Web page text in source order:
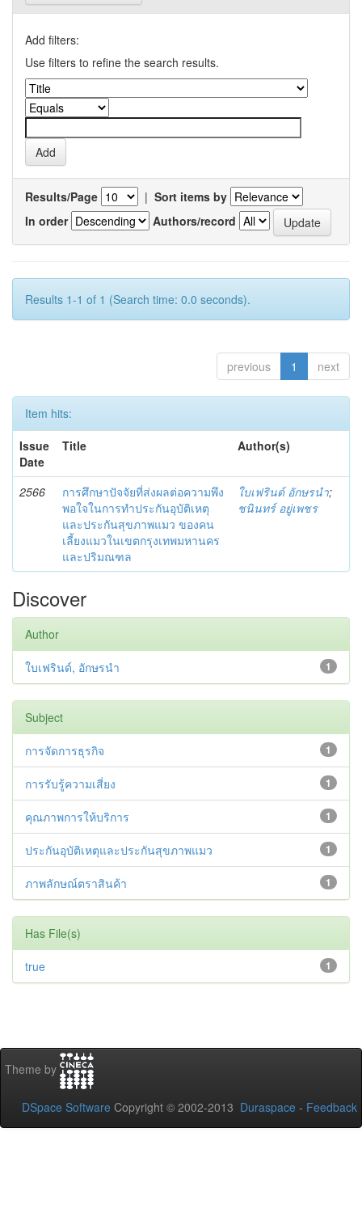
Add filters:
Use filters to refine the search results.
Results/Page | Sort items by
In order
Authors/record
Results 1-1 of 1 (Search time: 0.0 seconds).
previous 1 next
Item hits:
Issue
Date
Title Author(s)
2566
การศึกษาปัจจัยที่ส่งผลต่อความพึง
พอใจในการทำประกันอุบัติเหตุ
และประกันสุขภาพแมว ของคน
เลี้ยงแมวในเขตกรุงเทพมหานคร
และปริมณฑล
ใบเฟรินด์ อักษรนำ;
ชนินทร์ อยู่เพชร
Discover
Author
1
ใบเฟรินด์, อักษรนำ
Subject
1
การจัดการธุรกิจ
1
การรับรู้ความเสี่ยง
1
คุณภาพการให้บริการ
1
ประกันอุบัติเหตุและประกันสุขภาพแมว
1
ภาพลักษณ์ตราสินค้า
Has File(s)
1
true
Theme by
DSpace Software Copyright © 2002-2013 Duraspace - Feedback